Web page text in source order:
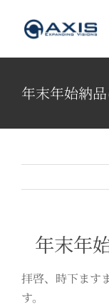
年末年始納
年末年
拝啓、時下ます
す。